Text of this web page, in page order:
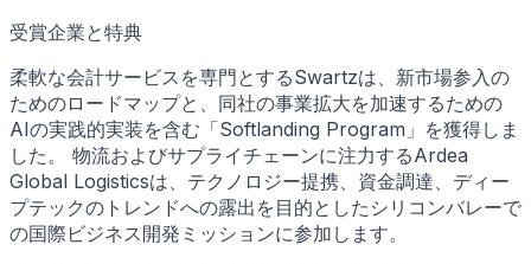
受賞企業と特典
柔軟な会計サービスを専門とするSwartzは、新市場参入の
ためのロードマップと、同社の事業拡大を加速するための
AIの実践的実装を含む「Softlanding Program」を獲得しま
した。 物流およびサプライチェーンに注力するArdea
Global Logisticsは、テクノロジー提携、資金調達、ディー
プテックのトレンドへの露出を目的としたシリコンバレーで
の国際ビジネス開発ミッションに参加します。